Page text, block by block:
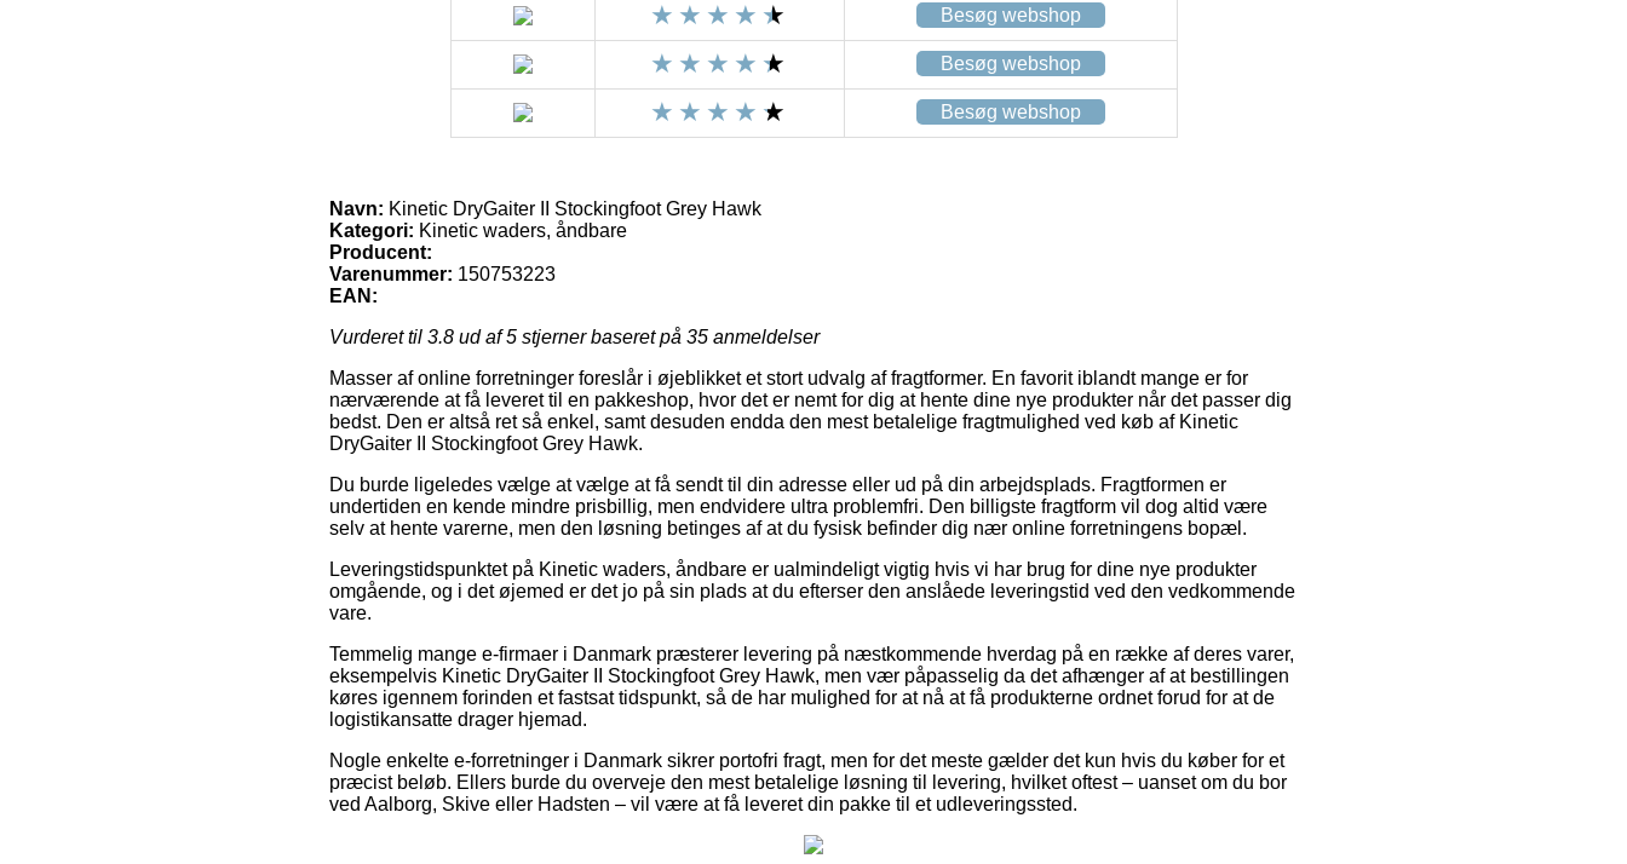
Besøg webshop
Besøg webshop
Besøg webshop
Navn: Kinetic DryGaiter II Stockingfoot Grey Hawk
Kategori: Kinetic waders, åndbare
Producent:
Varenummer: 150753223
EAN:
Vurderet til 3.8 ud af 5 stjerner baseret på 35 anmeldelser
Masser af online forretninger foreslår i øjeblikket et stort udvalg af fragtformer. En favorit iblandt mange er for
nærværende at få leveret til en pakkeshop, hvor det er nemt for dig at hente dine nye produkter når det passer dig
bedst. Den er altså ret så enkel, samt desuden endda den mest betalelige fragtmulighed ved køb af Kinetic
DryGaiter II Stockingfoot Grey Hawk.
Du burde ligeledes vælge at vælge at få sendt til din adresse eller ud på din arbejdsplads. Fragtformen er
undertiden en kende mindre prisbillig, men endvidere ultra problemfri. Den billigste fragtform vil dog altid være
selv at hente varerne, men den løsning betinges af at du fysisk befinder dig nær online forretningens bopæl.
Leveringstidspunktet på Kinetic waders, åndbare er ualmindeligt vigtig hvis vi har brug for dine nye produkter
omgående, og i det øjemed er det jo på sin plads at du efterser den anslåede leveringstid ved den vedkommende
vare.
Temmelig mange e-firmaer i Danmark præsterer levering på næstkommende hverdag på en række af deres varer,
eksempelvis Kinetic DryGaiter II Stockingfoot Grey Hawk, men vær påpasselig da det afhænger af at bestillingen
køres igennem forinden et fastsat tidspunkt, så de har mulighed for at nå at få produkterne ordnet forud for at de
logistikansatte drager hjemad.
Nogle enkelte e-forretninger i Danmark sikrer portofri fragt, men for det meste gælder det kun hvis du køber for et
præcist beløb. Ellers burde du overveje den mest betalelige løsning til levering, hvilket oftest – uanset om du bor
ved Aalborg, Skive eller Hadsten – vil være at få leveret din pakke til et udleveringssted.